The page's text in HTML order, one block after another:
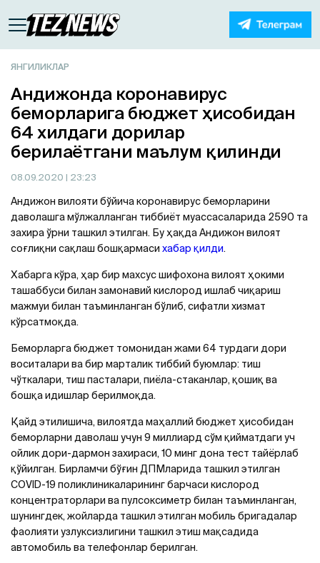
ЯНГИЛИКЛАР
Aндижонда коронавирус
беморларига бюджет ҳисобидан
64 хилдаги дорилар
берилаётгани маълум қилинди
08.09.2020 | 23:23
Андижон вилояти бўйича коронавирус беморларини
даволашга мўлжалланган тиббиёт муассасаларида 2590 та
захира ўрни ташкил этилган. Бу ҳақда Андижон вилоят
соғлиқни сақлаш бошқармаси хабар қилди.
Хабарга кўра, ҳар бир махсус шифохона вилоят ҳокими
ташаббуси билан замонавий кислород ишлаб чиқариш
мажмуи билан таъминланган бўлиб, сифатли хизмат
кўрсатмоқда.
Беморларга бюджет томонидан жами 64 турдаги дори
воситалари ва бир марталик тиббий буюмлар: тиш
чўткалари, тиш пасталари, пиёла-стаканлар, қошиқ ва
бошқа идишлар берилмоқда.
Қайд этилишича, вилоятда маҳаллий бюджет ҳисобидан
беморларни даволаш учун 9 миллиард сўм қийматдаги уч
ойлик дори-дармон захираси, 10 минг дона тест тайёрлаб
қўйилган. Бирламчи бўғин ДПМларида ташкил этилган
COVID-19 поликлиникаларининг барчаси кислород
концентраторлари ва пулсоксиметр билан таъминланган,
шунингдек, жойларда ташкил этилган мобиль бригадалар
фаолияти узлуксизлигини ташкил этиш мақсадида
автомобиль ва телефонлар берилган.